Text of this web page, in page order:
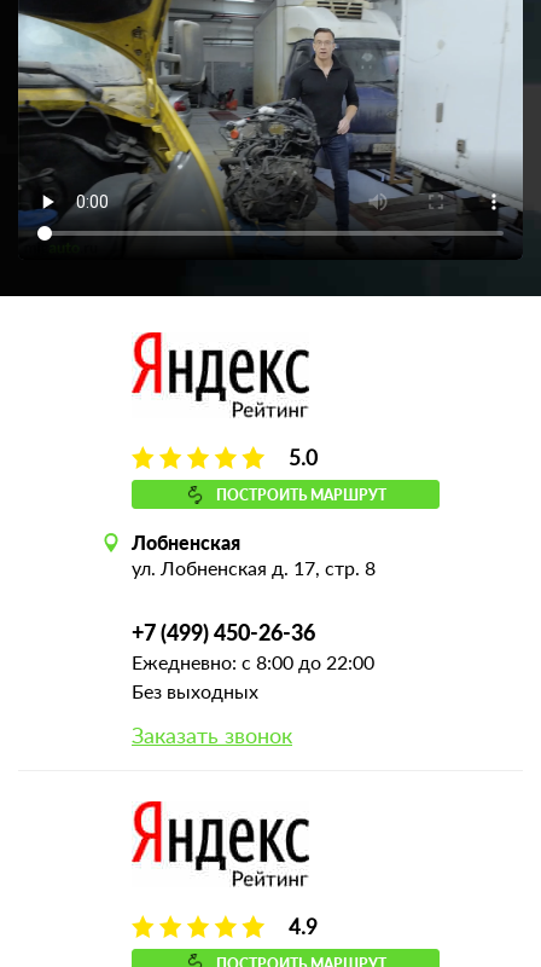
5.0
ПОСТРОИТЬ МАРШРУТ
Лобненская
ул. Лобненская д. 17, стр. 8
+7 (499) 450-26-36
Ежедневно: с 8:00 до 22:00
Без выходных
Заказать звонок
4.9